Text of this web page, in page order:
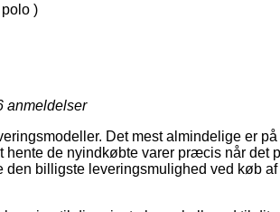
)
anmeldelser
Det mest almindelige er
hente de nyindkøbte varer præcis når det
billigste leveringsmulighed ved køb